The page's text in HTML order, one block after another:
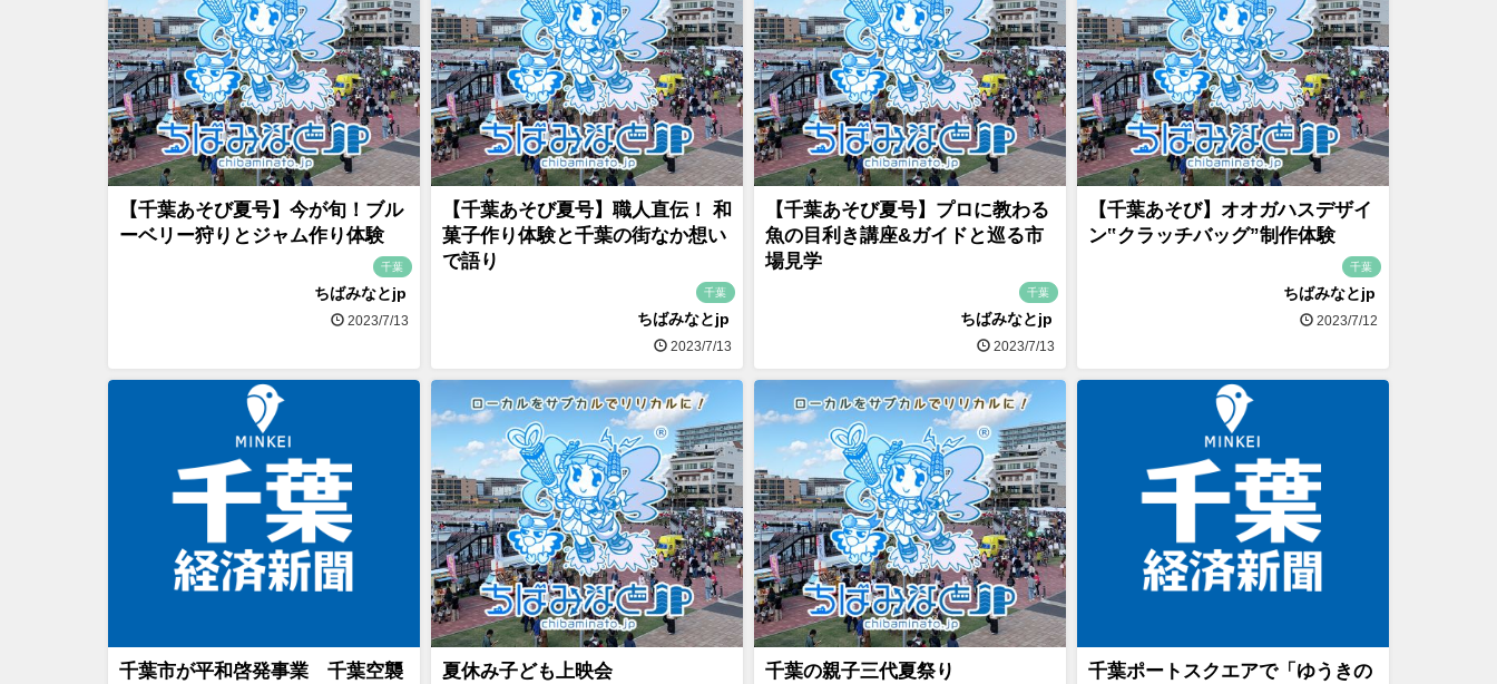
【千葉あそび夏号】今が旬！ブル
ーベリー狩りとジャム作り体験
千葉
ちばみなとjp
2023/7/13
【千葉あそび夏号】職人直伝！ 和
菓子作り体験と千葉の街なか想い
で語り
千葉
ちばみなとjp
2023/7/13
【千葉あそび夏号】プロに教わる
魚の目利き講座&ガイドと巡る市
場見学
千葉
ちばみなとjp
2023/7/13
【千葉あそび】オオガハスデザイ
ン‟クラッチバッグ”制作体験
千葉
ちばみなとjp
2023/7/12
千葉市が平和啓発事業 千葉空襲
夏休み子ども上映会 千葉の親子三代夏祭り
千葉ポートスクエアで「ゆうきの